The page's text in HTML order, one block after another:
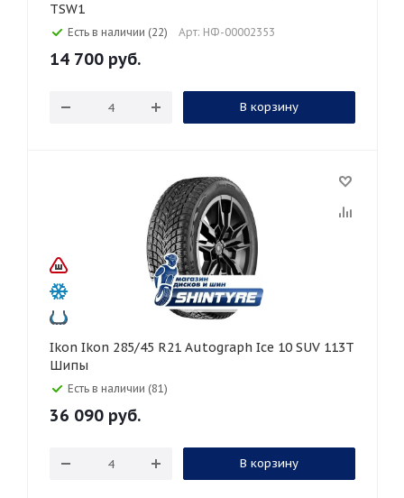
TSW1
Есть в наличии (22) Арт: НФ-00002353
14 700 руб.
В корзину
Ikon Ikon 285/45 R21 Autograph Ice 10 SUV 113T
Шипы
Есть в наличии (81)
36 090 руб.
В корзину